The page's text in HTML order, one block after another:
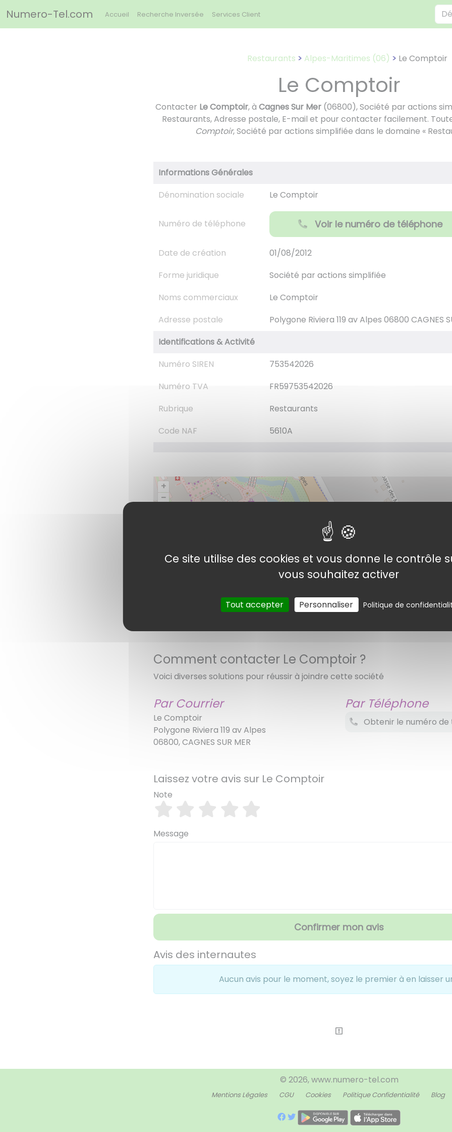
Ce site utilise des cookies et vous donne le contrôle
vous souhaitez activer
Tout accepter Personnaliser Politique de
Numero-Tel.com Accueil Recherche Inversée Services Client
Restaurants Alpes-Maritimes (06) Le Comptoir
Le Comptoir
Contacter Le Comptoir, à Cagnes Sur Mer (06800), Société par actions
Restaurants, Adresse postale, E-mail et pour contacter facilement.
Comptoir, Société par actions simplifiée dans le domaine «
Informations Générales
Dénomination sociale
Le Comptoir
Numéro de téléphone Voir le numéro de téléphone
Date de création
01/08/2012
Forme juridique
Société par actions simplifiée
Noms commerciaux
Le Comptoir
Adresse postale
Polygone Riviera 119 av Alpes 06800 CAGNES
Identifications & Activité
Numéro SIREN
753542026
Numéro TVA
FR59753542026
Rubrique
Restaurants
Code NAF
5610A
Le Comptoir
+
–
Comment contacter Le Comptoir ?
Voici diverses solutions pour réussir à joindre cette société
Par Courrier
Le Comptoir
Polygone Riviera 119 av Alpes
06800, CAGNES SUR MER
Par Téléphone
Obtenir le numéro
Laissez votre avis sur Le Comptoir
Note
Message
Confirmer mon avis
Avis des internautes
Aucun avis pour le moment, soyez le premier à en laisser
© 2026, www.numero-tel.com
Mentions Légales CGU Cookies Politique Confidentialité Blog